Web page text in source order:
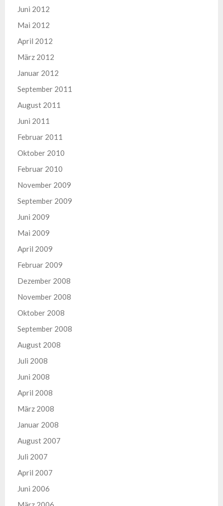
Juni 2012
Mai 2012
April 2012
März 2012
Januar 2012
September 2011
August 2011
Juni 2011
Februar 2011
Oktober 2010
Februar 2010
November 2009
September 2009
Juni 2009
Mai 2009
April 2009
Februar 2009
Dezember 2008
November 2008
Oktober 2008
September 2008
August 2008
Juli 2008
Juni 2008
April 2008
März 2008
Januar 2008
August 2007
Juli 2007
April 2007
Juni 2006